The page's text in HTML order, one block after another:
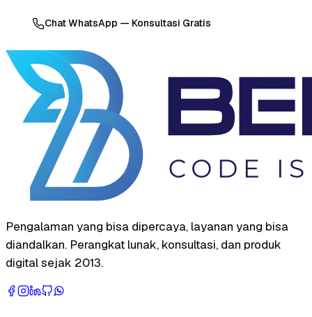
Chat WhatsApp — Konsultasi Gratis
Pengalaman yang bisa dipercaya, layanan yang bisa
diandalkan. Perangkat lunak, konsultasi, dan produk
digital sejak 2013.